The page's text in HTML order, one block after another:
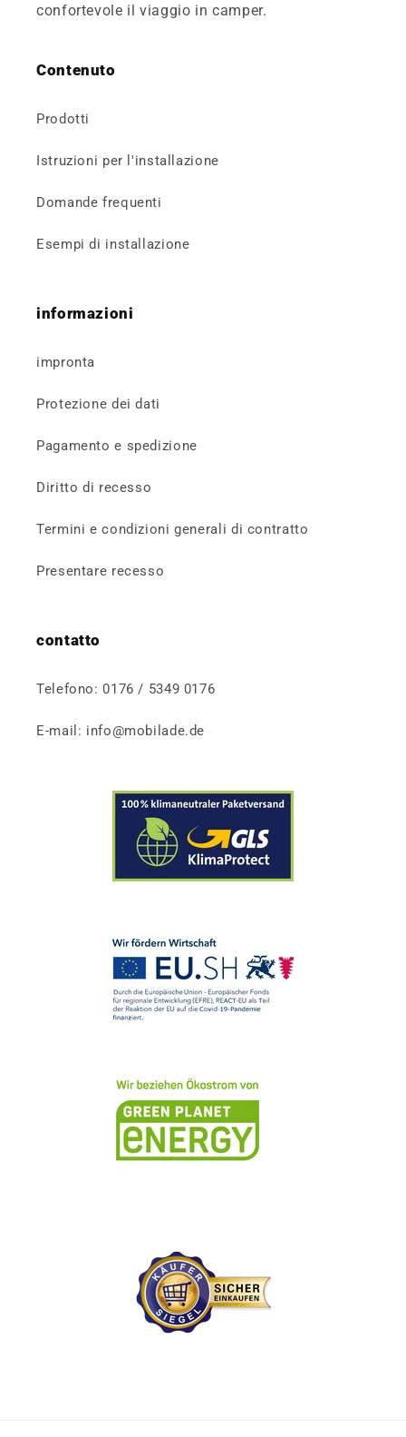
confortevole il viaggio in camper.
Contenuto
Prodotti
Istruzioni per l'installazione
Domande frequenti
Esempi di installazione
informazioni
impronta
Protezione dei dati
Pagamento e spedizione
Diritto di recesso
Termini e condizioni generali di contratto
Presentare recesso
contatto
Telefono: 0176 / 5349 0176
E-mail: info@mobilade.de